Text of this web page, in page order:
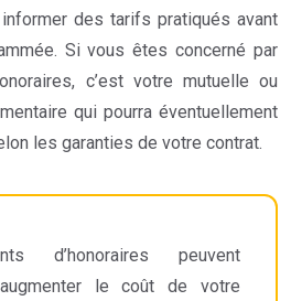
des tarifs pratiqués avant
Si vous êtes concerné par
c’est votre mutuelle ou
qui pourra éventuellement
les garanties de votre contrat.
d’honoraires peuvent
augmenter le coût de votre